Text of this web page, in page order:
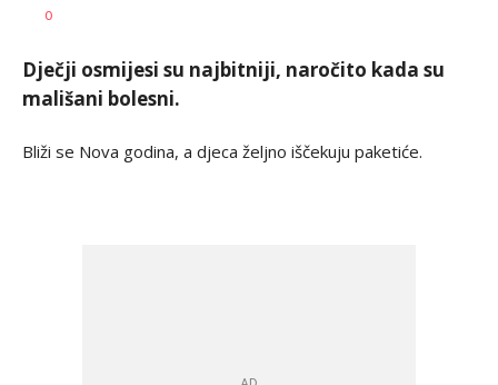
AUTOR
0
Dječji osmijesi su najbitniji, naročito kada su
mališani bolesni.
Bliži se Nova godina, a djeca željno iščekuju paketiće.